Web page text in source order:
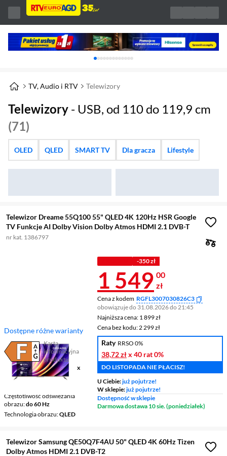
Karuzela z banerami, aktualny element 1 z
TV, Audio i RTV Telewizory
Telewizory - USB, od 110 do 119,9 cm
(71)
OLED QLED SMART TV Dla gracza Lifestyle
Telewizor Dreame 55Q100 55" QLED 4K 120Hz HSR Google
TV Funkcje AI Dolby Vision Dolby Atmos HDMI 2.1 DVB-T
nr kat. 1386797
Dostępne różne warianty
Karta
informacyjna
produktu
Plik w formacie pdf
(otworzy się w nowym oknie)
Ekran 55 ", 4K UHD / 3840 x
2160
Częstotliwość odświeżania
obrazu do 60 Hz
Technologia obrazu QLED
-350 zł
Cena 1 549
1 549 00
zł
Cena z kodem RGFL3007030826C3
obowiązuje do 31.08.2026 do 21:45
Najniższa cena: 1 899 zł
Najniższa cena: 1 899 zł
Cena bez kodu: 2 299 zł
Cena bez kodu: 2 299 zł
Raty RRSO 0%
38,72 złx 40 rat0%
DO LISTOPADA NIE PŁACISZ!
U Ciebie:już pojutrze!
W sklepie:już pojutrze!
Dostępność w sklepie
Darmowa dostawa 10 sie. (poniedziałek)
Telewizor Samsung QE50Q7F4AU 50" QLED 4K 60Hz Tizen
Dolby Atmos HDMI 2.1 DVB-T2